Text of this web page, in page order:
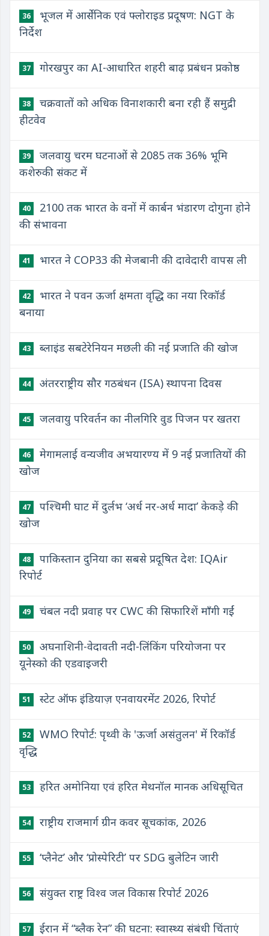
36
भूजल में आर्सेनिक एवं फ्लोराइड प्रदूषण: NGT के
निर्देश
37 गोरखपुर का AI-आधारित शहरी बाढ़ प्रबंधन प्रकोष्ठ
38
चक्रवातों को अधिक विनाशकारी बना रही हैं समुद्री
हीटवेव
39
जलवायु चरम घटनाओं से 2085 तक 36% भूमि
कशेरुकी संकट में
40
2100 तक भारत के वनों में कार्बन भंडारण दोगुना होने
की संभावना
41 भारत ने COP33 की मेजबानी की दावेदारी वापस ली
42
भारत ने पवन ऊर्जा क्षमता वृद्धि का नया रिकॉर्ड
बनाया
43 ब्लाइंड सबटेरेनियन मछली की नई प्रजाति की खोज
44 अंतरराष्ट्रीय सौर गठबंधन (ISA) स्थापना दिवस
45 जलवायु परिवर्तन का नीलगिरि वुड पिजन पर खतरा
46
मेगामलाई वन्यजीव अभयारण्य में 9 नई प्रजातियों की
खोज
47
पश्चिमी घाट में दुर्लभ ‘अर्ध नर-अर्ध मादा’ केकड़े की
खोज
48
पाकिस्तान दुनिया का सबसे प्रदूषित देश: IQAir
रिपोर्ट
49 चंबल नदी प्रवाह पर CWC की सिफारिशें माँगी गईं
50
अघनाशिनी-वेदावती नदी-लिंकिंग परियोजना पर
यूनेस्को की एडवाइजरी
51 स्टेट ऑफ इंडियाज़ एनवायरमेंट 2026, रिपोर्ट
52
WMO रिपोर्ट: पृथ्वी के 'ऊर्जा असंतुलन' में रिकॉर्ड
वृद्धि
53 हरित अमोनिया एवं हरित मेथनॉल मानक अधिसूचित
54 राष्ट्रीय राजमार्ग ग्रीन कवर सूचकांक, 2026
55 ‘प्लैनेट’ और ‘प्रोस्पेरिटी’ पर SDG बुलेटिन जारी
56 संयुक्त राष्ट्र विश्व जल विकास रिपोर्ट 2026
57 ईरान में “ब्लैक रेन” की घटना: स्वास्थ्य संबंधी चिंताएं